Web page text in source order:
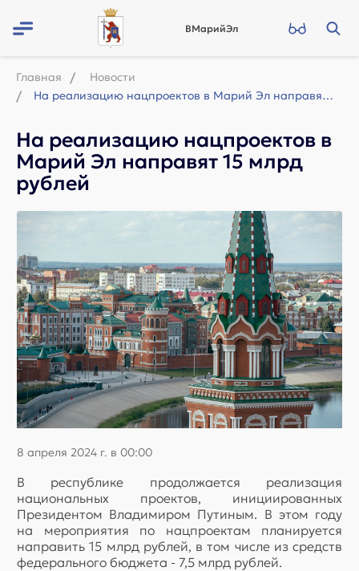
ВМарийЭл
Главная
Новости
На реализацию нацпроектов в Марий Эл направят 15 млрд рублей
На реализацию нацпроектов в
Марий Эл направят 15 млрд
рублей
8 апреля 2024 г. в 00:00
В республике продолжается реализация
национальных проектов, инициированных
Президентом Владимиром Путиным. В этом году
на мероприятия по нацпроектам планируется
направить 15 млрд рублей, в том числе из средств
федерального бюджета - 7,5 млрд рублей.